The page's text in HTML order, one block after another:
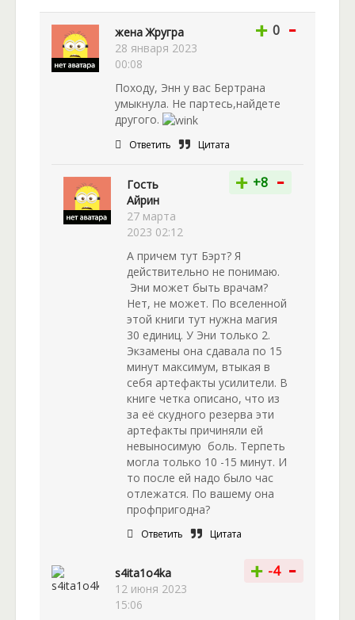
жена Жругра
28 января 2023
00:08
+ 0 -
Походу, Энн у вас Бертрана
умыкнула. Не партесь,найдете
другого.
Ответить Цитата
Гость
Айрин
27 марта
2023 02:12
+ +8 -
А причем тут Бэрт? Я
действительно не понимаю.
Эни может быть врачам?
Нет, не может. По вселенной
этой книги тут нужна магия
30 единиц. У Эни только 2.
Экзамены она сдавала по 15
минут максимум, втыкая в
себя артефакты усилители. В
книге четка описано, что из
за её скудного резерва эти
артефакты причиняли ей
невыносимую боль. Терпеть
могла только 10 -15 минут. И
то после ей надо было час
отлежатся. По вашему она
профпригодна?
Ответить Цитата
s4ita1o4ka
12 июня 2023
15:06
+ -4 -